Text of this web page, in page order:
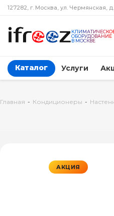
127282, г. Москва, ул. Чермянская,
ОБОРУДОВАНИЕ
В МОСКВЕ
Каталог Услуги
Главная - Кондиционеры -
АКЦИЯ